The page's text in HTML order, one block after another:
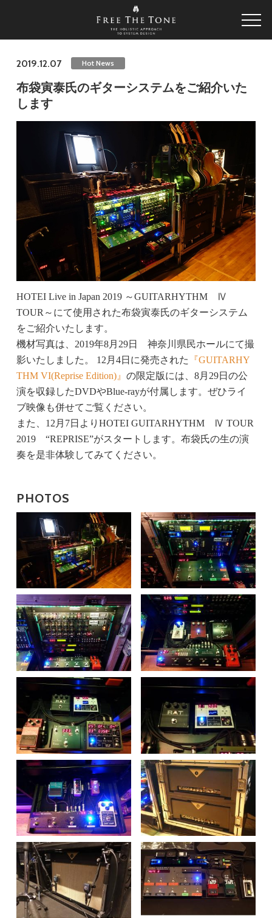
2019.12.07 Hot News
布袋寅泰氏のギターシステムをご紹介いた
します
HOTEI Live in Japan 2019 ～GUITARHYTHM Ⅳ
TOUR～にて使用された布袋寅泰氏のギターシステム
をご紹介いたします。
機材写真は、2019年8月29日 神奈川県民ホールにて撮
影いたしました。 12月4日に発売された
『GUITARHY
THM VI(Reprise Edition)』 の限定版には、8月29日の公
演を収録したDVDやBlue-rayが付属します。ぜひライ
ブ映像も併せてご覧ください。
また、12月7日よりHOTEI GUITARHYTHM Ⅳ TOUR
2019 “REPRISE”がスタートします。布袋氏の生の演
奏を是非体験してみてください。
PHOTOS